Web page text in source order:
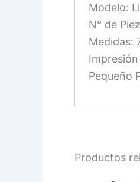
Modelo:
N° de
Medidas:
Pequeño
Productos